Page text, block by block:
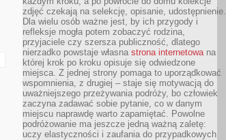
zdjęć czekają na selekcję, opisanie, udostępnienie.
Dla wielu osób ważne jest, by ich przygody i
refleksje mogła potem zobaczyć rodzina,
przyjaciele czy szersza publiczność, dlatego
nierzadko powstaje własna strona internetowana
której krok po kroku opisuje się odwiedzone
miejsca. Z jednej strony pomaga to uporządkować
wspomnienia, z drugiej – staje się motywacją do
uważniejszego przeżywania podróży, bo człowiek
zaczyna zadawać sobie pytanie, co w danym
miejscu naprawdę warto zapamiętać. Powolne
podróżowanie ma jeszcze jedną ważną zaletę:
uczy elastyczności i zaufania do przypadkowych